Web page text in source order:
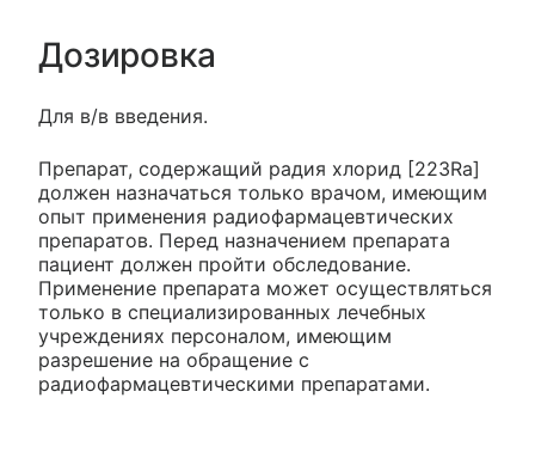
Дозировка
Для в/в введения.
Препарат, содержащий радия хлорид [223­Ra]
должен назначаться только врачом, имеющим
опыт применения радиофармацевтических
препаратов. Перед назначением препарата
пациент должен пройти обследование.
Применение препарата может осуществляться
только в специализированных лечебных
учреждениях персоналом, имеющим
разрешение на обращение с
радиофармацевтическими препаратами.